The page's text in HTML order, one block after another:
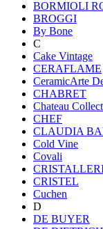
BORMIOLI
BROGGI
By Bone
C
Cake Vintage
CERAFLAME
CeramicArte
CHABRET
Chateau
CHEF
CLAUDIA
Cold Vine
Covali
CRISTEL
Cuchen
D
DE BUYER